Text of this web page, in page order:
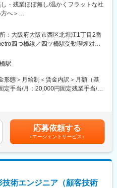
パスも見据えられる
パートナーとの取引継続及び拡大
との受注・提携・ライセンス契約の
談の受注金額・件数の向上
案力強化による顧客満足度の向上
務
・残業ほぼ無し/温かくフラットな社
へ＞
て、
用油脂、化粧品・医薬品原料などに
いただきます。
を中心としたルート営業をお任せし
ー・化粧品メーカー等からの生産依
整
、開発部門と連携し、顧客依頼の実
なく、「顧客が必要なものを無理な
：大阪府大阪市西区北堀江1丁目2番
四つ橋線／四ツ橋駅受動喫煙対
：会社の定める事業所
駅
形態＞月給制＜賃金内訳＞月額（基
定手当/月：20,000円固定残業手当/
過去実績）賃金はあくまでも目安の
下する可能性があります。月給(月額)
。
応募依頼する
（エージェントサービス）
技術エンジニア（顧客技術